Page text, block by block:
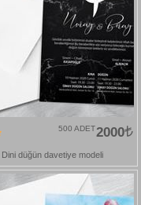
2000
500 ADET
Dini düğün davetiye modeli